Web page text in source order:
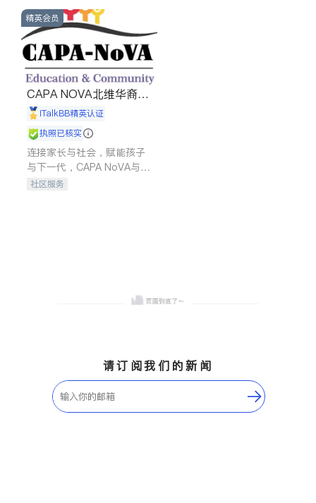
建筑合同、刑事案件全包办
信托/遗嘱
商业
索赔
律师-其它 保释
精英会员
CAPA NOVA北维华裔家
长会iTalkBB精英认证
执照已核实
连接家长与社会，赋能孩子
与下一代，CAPA NoVA与您
携手建设包容、公平、充满
社区服务
请订阅我们的新闻